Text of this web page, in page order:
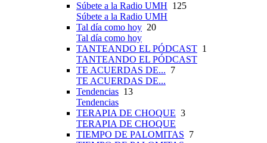
Súbete a la Radio UMH 125
Súbete a la Radio UMH
Tal día como hoy 20
Tal día como hoy
TANTEANDO EL PÓDCAST 1
TANTEANDO EL PÓDCAST
TE ACUERDAS DE... 7
TE ACUERDAS DE...
Tendencias 13
Tendencias
TERAPIA DE CHOQUE 3
TERAPIA DE CHOQUE
TIEMPO DE PALOMITAS 7